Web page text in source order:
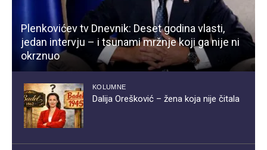
Plenkovićev tv Dnevnik: Deset godina vlasti,
jedan intervju – i tsunami mržnje koji ga nije ni
okrznuo
KOLUMNE
Dalija Orešković – žena koja nije čitala